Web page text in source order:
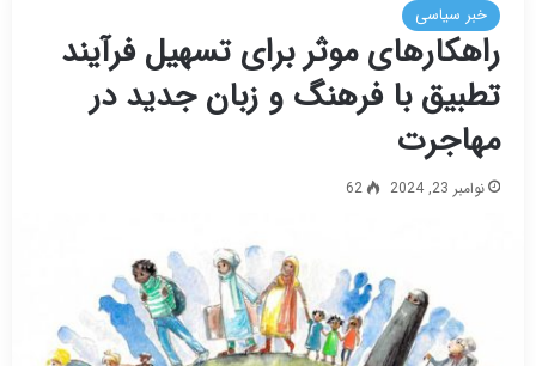
خبر سیاسی
راهکارهای موثر برای تسهیل فرآیند
تطبیق با فرهنگ و زبان جدید در
مهاجرت
نوامبر 23, 2024 62